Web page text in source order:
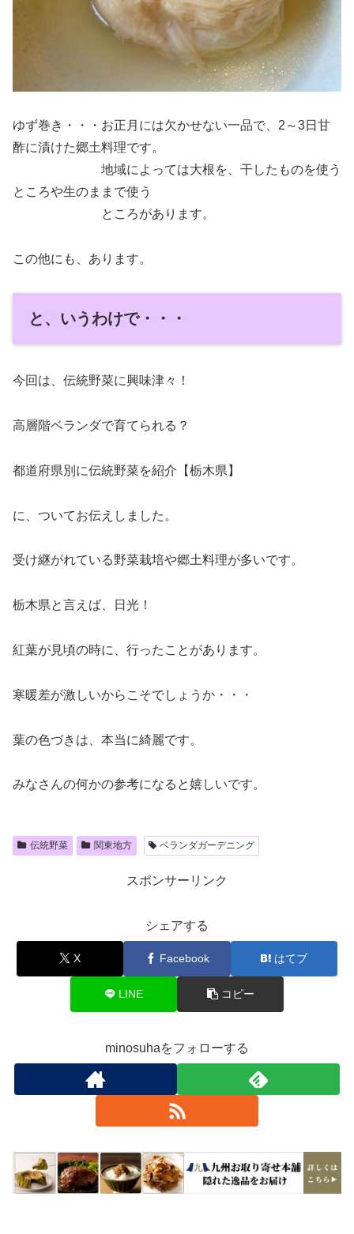
ゆず巻き・・・お正月には欠かせない一品で、2～3日甘
酢に漬けた郷土料理です。
地域によっては大根を、干したものを使う
ところや生のままで使う
ところがあります。
この他にも、あります。
と、いうわけで・・・
今回は、伝統野菜に興味津々！
高層階ベランダで育てられる？
都道府県別に伝統野菜を紹介【栃木県】
に、ついてお伝えしました。
受け継がれている野菜栽培や郷土料理が多いです。
栃木県と言えば、日光！
紅葉が見頃の時に、行ったことがあります。
寒暖差が激しいからこそでしょうか・・・
葉の色づきは、本当に綺麗です。
みなさんの何かの参考になると嬉しいです。
伝統野菜 関東地方 ベランダガーデニング
スポンサーリンク
シェアする
X Facebook はてブ
LINE コピー
minosuhaをフォローする